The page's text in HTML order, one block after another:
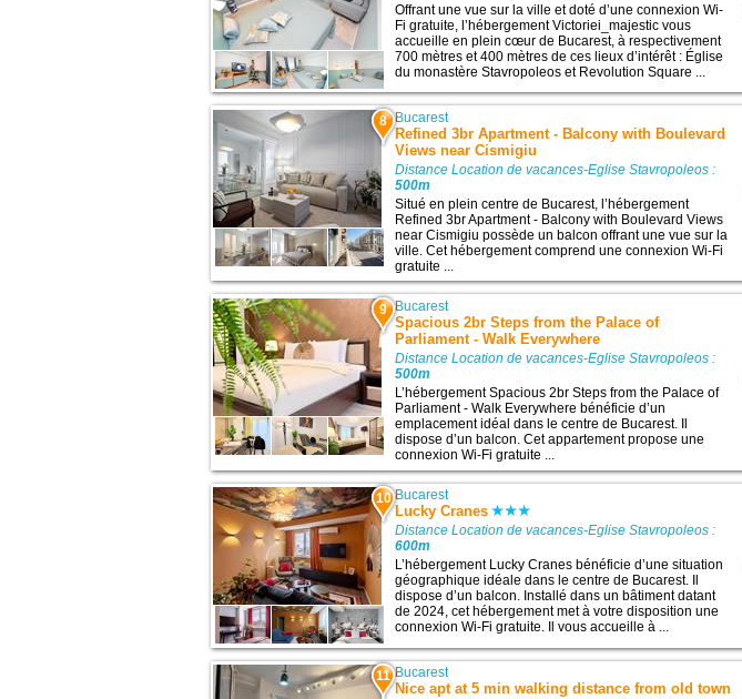
Offrant une vue sur la ville et doté d’une connexion Wi-
Fi gratuite, l’hébergement Victoriei_majestic vous
accueille en plein cœur de Bucarest, à respectivement
700 mètres et 400 mètres de ces lieux d’intérêt : Église
du monastère Stavropoleos et Revolution Square ...
8 Bucarest
Refined 3br Apartment - Balcony with Boulevard
Views near Cismigiu
Distance Location de vacances-Eglise Stavropoleos :
500m
Situé en plein centre de Bucarest, l’hébergement
Refined 3br Apartment - Balcony with Boulevard Views
near Cismigiu possède un balcon offrant une vue sur la
ville. Cet hébergement comprend une connexion Wi-Fi
gratuite ...
9 Bucarest
Spacious 2br Steps from the Palace of
Parliament - Walk Everywhere
Distance Location de vacances-Eglise Stavropoleos :
500m
L’hébergement Spacious 2br Steps from the Palace of
Parliament - Walk Everywhere bénéficie d’un
emplacement idéal dans le centre de Bucarest. Il
dispose d’un balcon. Cet appartement propose une
connexion Wi-Fi gratuite ...
10 Bucarest
Lucky Cranes
Distance Location de vacances-Eglise Stavropoleos :
600m
L’hébergement Lucky Cranes bénéficie d’une situation
géographique idéale dans le centre de Bucarest. Il
dispose d’un balcon. Installé dans un bâtiment datant
de 2024, cet hébergement met à votre disposition une
connexion Wi-Fi gratuite. Il vous accueille à ...
11 Bucarest
Nice apt at 5 min walking distance from old town